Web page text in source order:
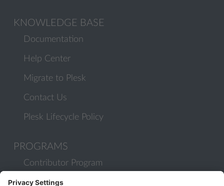
KNOWLEDGE BASE
Documentation
Help Center
Migrate to Plesk
Contact Us
Plesk Lifecycle Policy
PROGRAMS
Contributor Program
Partner Program